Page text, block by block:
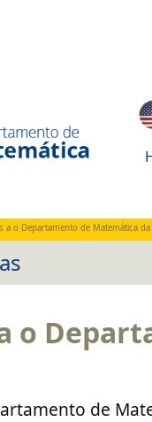
a o Departamento de Matemática
o
de